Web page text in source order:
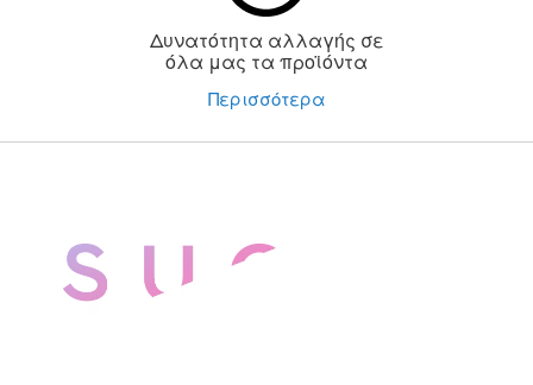
Δυνατότητα αλλαγής σε
όλα μας τα προϊόντα
Περισσότερα